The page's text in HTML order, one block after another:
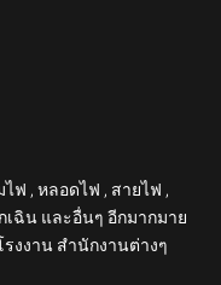
, หลอดไฟ , สายไฟ ,
เฉิน และอื่นๆ อีกมากมาย
งงาน สำนักงานต่างๆ